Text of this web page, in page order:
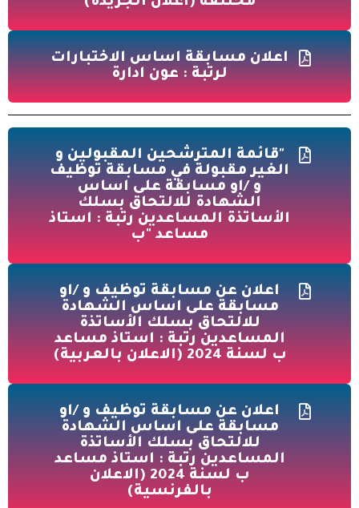
اعلان مسابقة اساس الاختبارات
لرتبة : عون ادارة
"قائمة المترشحين المقبولين و
الغير مقبولة في مسابقة توظيف
و /او مسابقة على اساس
الشهادة للالتحاق بسلك
الأساتذة المساعدين رتبة : استاذ
مساعد "ب
اعلان عن مسابقة توظيف و /او
مسابقة على اساس الشهادة
للالتحاق بسلك الأساتذة
المساعدين رتبة : استاذ مساعد
ب لسنة 2024 (الاعلان بالعربية)
اعلان عن مسابقة توظيف و /او
مسابقة على اساس الشهادة
للالتحاق بسلك الأساتذة
المساعدين رتبة : استاذ مساعد
ب لسنة 2024 (الاعلان
بالفرنسية)